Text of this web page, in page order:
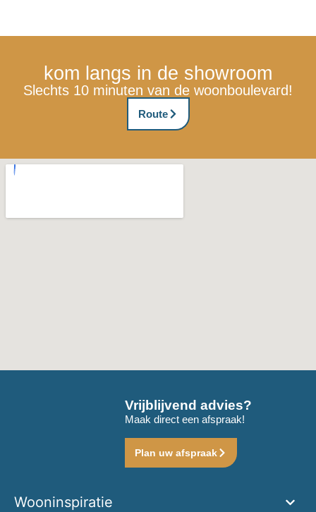
kom langs in de showroom
Slechts 10 minuten van de woonboulevard!
Route
Vrijblijvend advies?
Maak direct een afspraak!
Plan uw afspraak
Wooninspiratie